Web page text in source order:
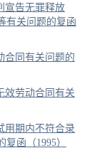
宣告无罪释放
有关问题的复函
合同有关问题的
效劳动合同有关
用期内不符合录
函（1995）